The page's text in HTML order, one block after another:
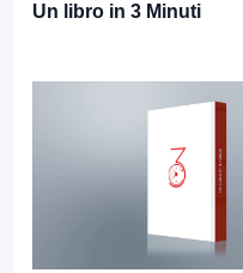
Un libro in 3 Minuti